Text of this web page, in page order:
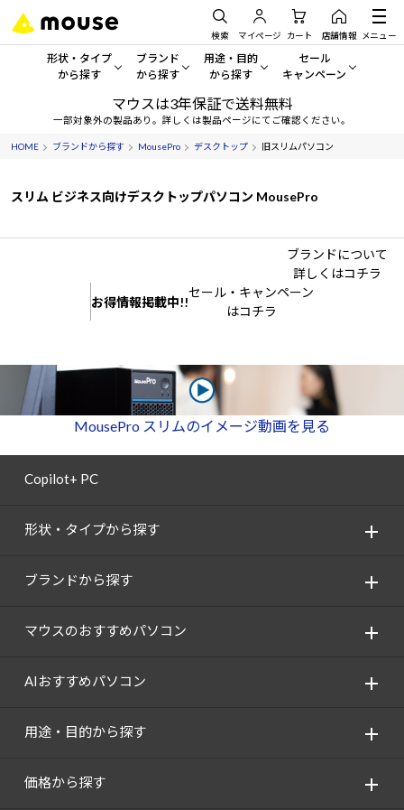
検索 マイページ カート 店舗情報 メニュー
形状・タイプ
から探す
形状・タイプから探す をすべてみる
デスクトップPC
ノートPC
タブレット
サーバー
ディスプレイ
Windows 11|Copilot+ PC
ブランド
から探す
mouse
G TUNE
NEXTGEAR
DAIV
Windows 11|Copilot+ PC
用途・目的
から探す
一般向けパソコン
ゲーミングPC・ゲーム向けパソコン
クリエイティブ向け
ビジネス向けパソコン
学習向けパソコン
AIおすすめパソコン
Windows 11|Copilot+ PC
セール
キャンペーン
セール・キャンペー
期間限定セール
おすすめ目玉パソコン
今イチオシのパソコンをピ
マウスは3年保証で送料無料
一部対象外の製品あり。詳しくは製品ページにてご確認ください。
HOME ブランドから探す MousePro デスクトップ 旧スリムパソコン
スリム ビジネス向けデスクトップパソコン MousePro
ブランドについて
詳しくはコチラ
お得情報掲載中!!
セール・キャンペーン
はコチラ
MousePro スリムのイメージ動画を見る
Copilot+ PC
形状・タイプから探す
ブランドから探す
マウスのおすすめパソコン
AIおすすめパソコン
用途・目的から探す
価格から探す